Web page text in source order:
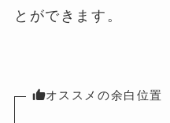
とができます。
オススメの余白位置